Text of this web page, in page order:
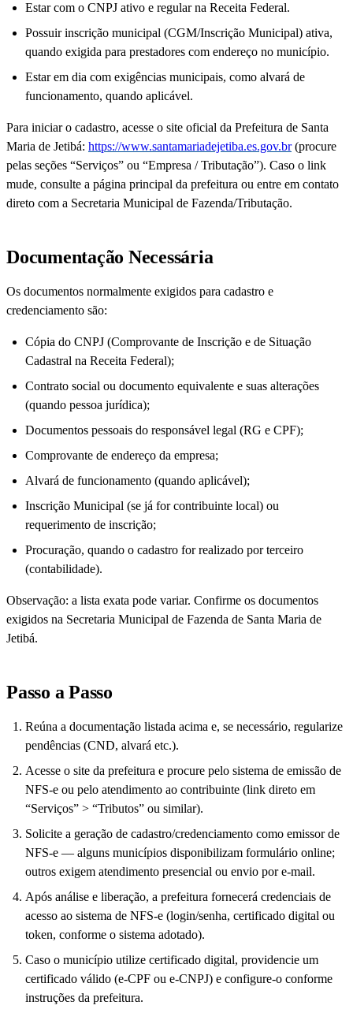
Estar com o CNPJ ativo e regular na Receita Federal.
Possuir inscrição municipal (CGM/Inscrição Municipal) ativa,
quando exigida para prestadores com endereço no município.
Estar em dia com exigências municipais, como alvará de
funcionamento, quando aplicável.
Para iniciar o cadastro, acesse o site oficial da Prefeitura de Santa
Maria de Jetibá: https://www.santamariadejetiba.es.gov.br(procure
pelas seções “Serviços” ou “Empresa / Tributação”). Caso o link
mude, consulte a página principal da prefeitura ou entre em contato
direto com a Secretaria Municipal de Fazenda/Tributação.
Documentação Necessária
Os documentos normalmente exigidos para cadastro e
credenciamento são:
Cópia do CNPJ (Comprovante de Inscrição e de Situação
Cadastral na Receita Federal);
Contrato social ou documento equivalente e suas alterações
(quando pessoa jurídica);
Documentos pessoais do responsável legal (RG e CPF);
Comprovante de endereço da empresa;
Alvará de funcionamento (quando aplicável);
Inscrição Municipal (se já for contribuinte local) ou
requerimento de inscrição;
Procuração, quando o cadastro for realizado por terceiro
(contabilidade).
Observação: a lista exata pode variar. Confirme os documentos
exigidos na Secretaria Municipal de Fazenda de Santa Maria de
Jetibá.
Passo a Passo
Reúna a documentação listada acima e, se necessário, regularize
pendências (CND, alvará etc.).
Acesse o site da prefeitura e procure pelo sistema de emissão de
NFS-e ou pelo atendimento ao contribuinte (link direto em
“Serviços” > “Tributos” ou similar).
Solicite a geração de cadastro/credenciamento como emissor de
NFS-e — alguns municípios disponibilizam formulário online;
outros exigem atendimento presencial ou envio por e‑mail.
Após análise e liberação, a prefeitura fornecerá credenciais de
acesso ao sistema de NFS-e (login/senha, certificado digital ou
token, conforme o sistema adotado).
Caso o município utilize certificado digital, providencie um
certificado válido (e-CPF ou e-CNPJ) e configure-o conforme
instruções da prefeitura.